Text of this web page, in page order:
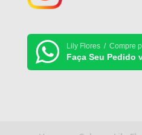
Lily Flores / Compre
Faça Seu Pedido